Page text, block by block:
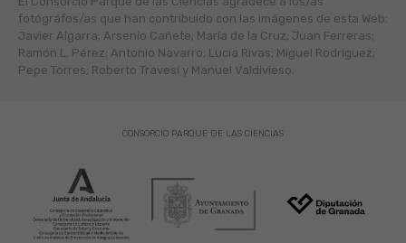
fotógráfos/as que han contribuido con las imágenes de esta Web:
Javier Algarra; Arsenio Cañete; María de la Cruz; Juan Ferreras;
Ramón L. Pérez; Antonio Navarro; Lucía Rivas; Miguel Rodríguez;
Pepe Torres; Roberto Travesí y Manuel Valdivieso.
CONSORCIO PARQUE DE LAS CIENCIAS